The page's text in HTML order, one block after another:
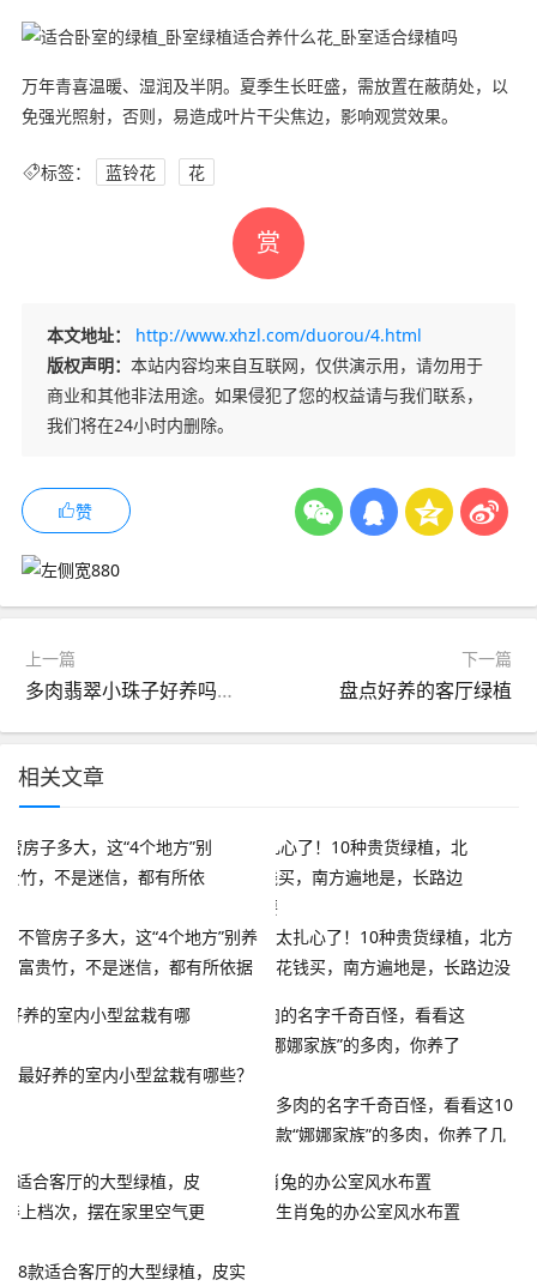
万年青喜温暖、湿润及半阴。夏季生长旺盛，需放置在蔽荫处，以
免强光照射，否则，易造成叶片干尖焦边，影响观赏效果。
标签： 蓝铃花 花
赏
本文地址：
http://www.xhzl.com/duorou/4.html
版权声明： 本站内容均来自互联网，仅供演示用，请勿用于
商业和其他非法用途。如果侵犯了您的权益请与我们联系，
我们将在24小时内删除。
赞
上一篇
多肉翡翠小珠子好养吗？养殖技巧、寓意及繁殖方法全解析！
下一篇
盘点好养的客厅绿植
相关文章
不管房子多大，这“4个地方”别养
富贵竹，不是迷信，都有所依据
太扎心了！10种贵货绿植，北方
花钱买，南方遍地是，长路边没
最好养的室内小型盆栽有哪些？
多肉的名字千奇百怪，看看这10
款“娜娜家族”的多肉，你养了几
8款适合客厅的大型绿植，皮实
生肖兔的办公室风水布置